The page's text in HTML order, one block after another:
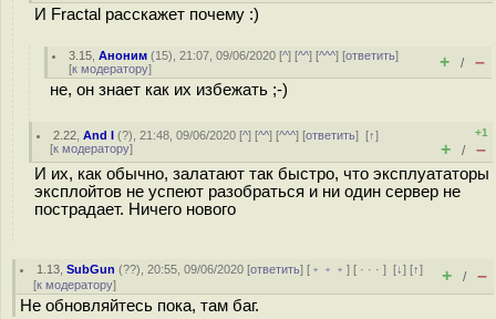
И Fractal расскажет почему :)
3.15 ,Аноним (15), 21:07, 09/06/2020 [^] [^^] [^^^] [ответить]
[к модератору] + / –
не, он знает как их избежать ;-)
2.22 ,And I (?), 21:48, 09/06/2020 [^] [^^] [^^^] [ответить][↑]
[к модератору]
+1
+ / –
И их, как обычно, залатают так быстро, что эксплуататоры
эксплойтов не успеют разобраться и ни один сервер не
пострадает. Ничего нового
1.13 ,SubGun (??), 20:55, 09/06/2020 [ответить] [ ﹢﹢﹢] [ · · ·][↓] [↑]
[к модератору] + / –
Не обновляйтесь пока, там баг.